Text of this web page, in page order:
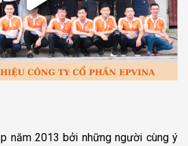
năm 2013 bởi những người cùng ý